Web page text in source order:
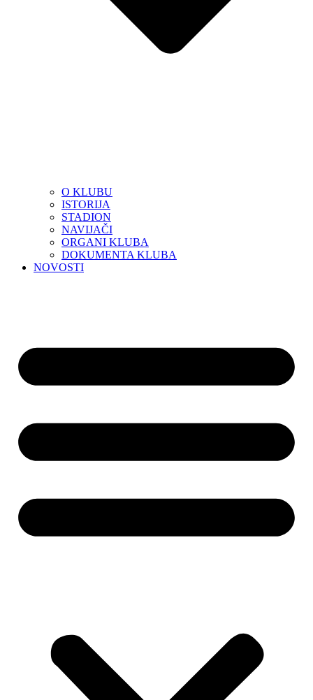
O KLUBU
ISTORIJA
STADION
NAVIJAČI
ORGANI KLUBA
DOKUMENTA KLUBA
NOVOSTI